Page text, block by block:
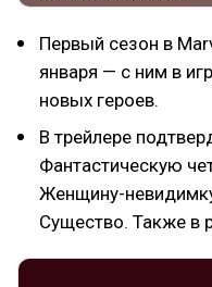
Первый сезон в
января — с ним в
новых героев.
В трейлере
Фантастическую
Женщину-
Существо. Также в